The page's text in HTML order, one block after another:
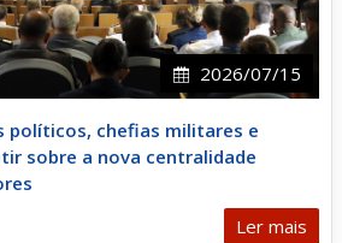
2026/07/15
políticos, chefias militares e
sobre a nova centralidade
Ler mais